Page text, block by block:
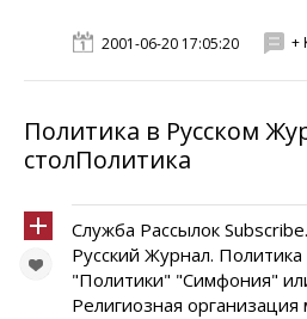
2001-06-20 17:05:20 +
Политика в Русском
столПолитика
Служба Рассылок
Русский Журнал. Политика
"Политики" "Симфония"
Религиозная